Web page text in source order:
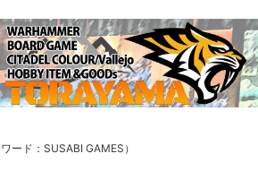
ード：SUSABI GAMES）